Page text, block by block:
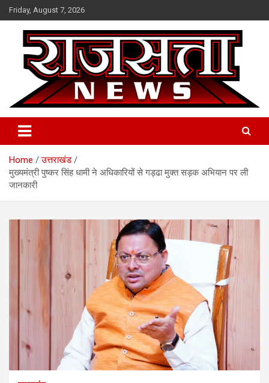
Skip
to
content
Friday, August 7, 2026
Raj Satta News
Home
उत्तराखंड
मुख्यमंत्री पुष्कर सिंह धामी ने अधिकारियों से गड्ढा मुक्त सड़क अभियान पर ली
जानकारी